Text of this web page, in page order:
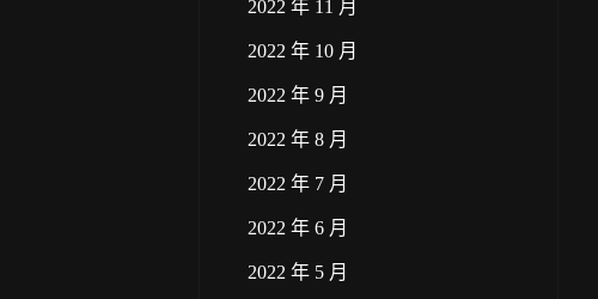
2022 年 11 月
2022 年 10 月
2022 年 9 月
2022 年 8 月
2022 年 7 月
2022 年 6 月
2022 年 5 月